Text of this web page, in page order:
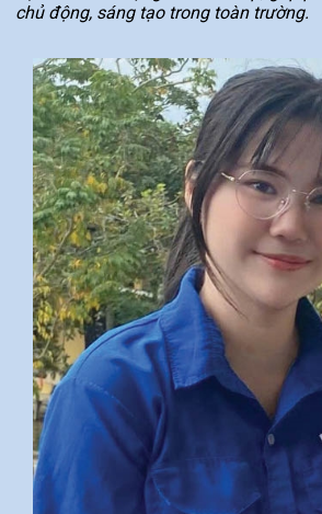
chủ động, sáng tạo trong toàn trường.